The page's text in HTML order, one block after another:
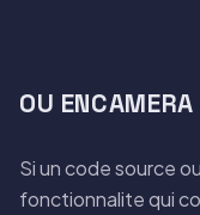
OU
Si un code source
fonctionnalite qui